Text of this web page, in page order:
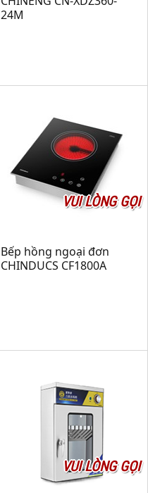
24M
VUI LÒNG GỌI
Bếp hồng ngoại đơn
CHINDUCS CF1800A
VUI LÒNG GỌI